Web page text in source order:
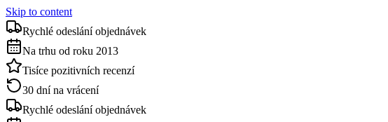
Skip to content
Rychlé odeslání objednávek
Na trhu od roku 2013
Tisíce pozitivních recenzí
30 dní na vrácení
Rychlé odeslání objednávek